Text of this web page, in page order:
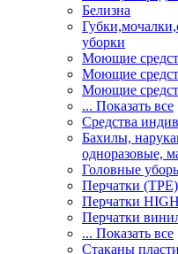
Белизна
уборки
Моющие
Моющие
Моющие
... Показать все
Средства
Бахилы,
одноразовые,
Головные
Перчатки (ТРЕ)
Перчатки
Перчатки
... Показать все
Стаканы